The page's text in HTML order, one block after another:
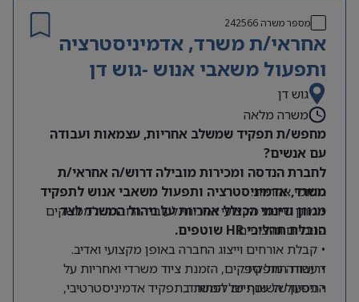
מספר משרה242566
אחראי/ת משרד, אדמיניסטרציה
ותפעול משאבי אנוש -גוש דן
גוש דן
משרה מלאה
מחפש/ת תפקיד שמשלב אחריות, עצמאות ועבודה
עם אנשים?
לחברת הנדסה ומכירות מובילה דרוש/ה אחראי/ת
משרד, אדמיניסטרציה ותפעול משאבי אנוש לתפקיד
מגוון ודינמי הכולל אחריות על ניהול המשרד לצד
הובלת תהליכי HR שוטפים.
תחומי אחריות:
• מתן שירות מקצועי ואיכותי לעובדי החברה ולממשקים
פנימיים וחיצוניים.
• קבלת אורחים וייצוג החברה באופן מקצועי ואדיב.
• עבודה מול ספקים, הזמנת ציוד משרדי ואחריות על
התפעול השוטף של המשרד.
דרישות התפקיד:
• ניסיון של שנתיים לפחות בתפקיד אדמיניסטרטיבי,